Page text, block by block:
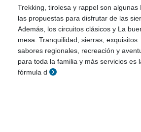
Trekking, tirolesa y rappel son algunas
las propuestas para disfrutar de las
Además, los circuitos clásicos y La
mesa. Tranquilidad, sierras, exquisitos
sabores regionales, recreación y
para toda la familia y más servicios es
fórmula d